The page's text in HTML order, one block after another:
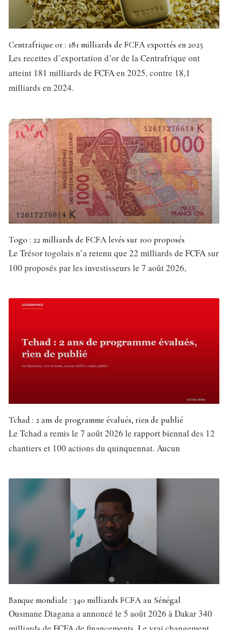
Centrafrique or : 181 milliards de FCFA exportés en 2025
Les recettes d’exportation d’or de la Centrafrique ont
atteint 181 milliards de FCFA en 2025, contre 18,1
milliards en 2024.
Togo : 22 milliards de FCFA levés sur 100 proposés
Le Trésor togolais n’a retenu que 22 milliards de FCFA sur
100 proposés par les investisseurs le 7 août 2026,
Tchad : 2 ans de programme évalués, rien de publié
Le Tchad a remis le 7 août 2026 le rapport biennal des 12
chantiers et 100 actions du quinquennat. Aucun
Banque mondiale : 340 milliards FCFA au Sénégal
Ousmane Diagana a annoncé le 5 août 2026 à Dakar 340